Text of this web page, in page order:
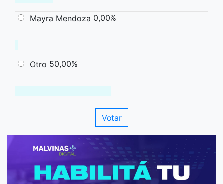
Mayra Mendoza 0,00%
Otro 50,00%